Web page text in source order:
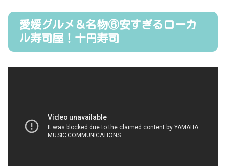
愛媛グルメ＆名物⑥安すぎるローカ
ル寿司屋！十円寿司